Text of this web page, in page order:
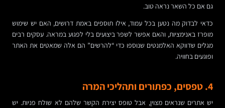
גם אם כל השאר נראה טוב.
כדאי לבדוק מה נטען בכל עמוד, אילו תוספים באמת דרושים, האם יש שימוש
מופרז באנימציות, והאם אפשר לשפר ביצועים בלי לפגוע במראה. עסקים רבים
מגלים שדווקא האלמנטים שנוספו כדי “להרשים” הם אלה שמאטים את האתר
ופוגעים בחוויה.
4. טפסים, כפתורים ותהליכי המרה
יש אתרים שנראים מצוין, אבל טופס יצירת הקשר שלהם לא שולח פניות. יש